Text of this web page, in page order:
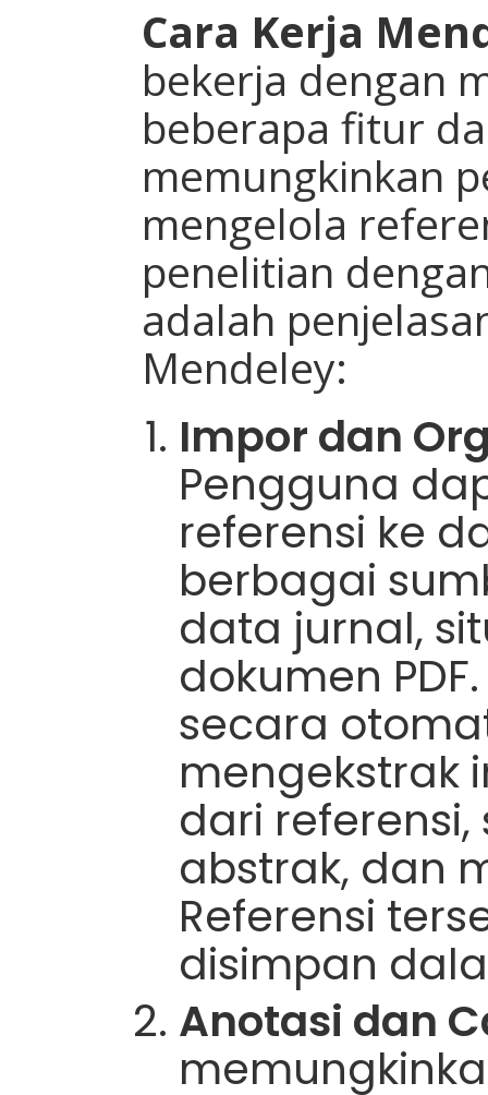
Cara Kerja
bekerja dengan
beberapa fitur
memungkinkan
mengelola
penelitian
adalah
Mendeley:
Impor dan
Pengguna
referensi ke
berbagai
data jurnal,
dokumen
secara
mengekstrak
dari referensi,
abstrak, dan
Referensi
disimpan
Anotasi dan